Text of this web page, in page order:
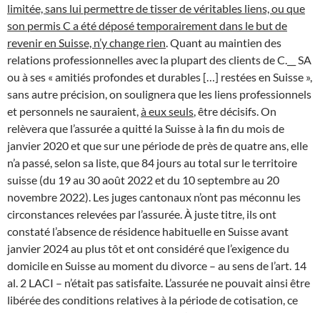
limitée, sans lui permettre de tisser de véritables liens, ou que
son permis C a été déposé temporairement dans le but de
revenir en Suisse, n’y change rien . Quant au maintien des
relations professionnelles avec la plupart des clients de C.__ SA
ou à ses « amitiés profondes et durables […] restées en Suisse »,
sans autre précision, on soulignera que les liens professionnels
et personnels ne sauraient, à eux seuls , être décisifs. On
relèvera que l’assurée a quitté la Suisse à la fin du mois de
janvier 2020 et que sur une période de près de quatre ans, elle
n’a passé, selon sa liste, que 84 jours au total sur le territoire
suisse (du 19 au 30 août 2022 et du 10 septembre au 20
novembre 2022). Les juges cantonaux n’ont pas méconnu les
circonstances relevées par l’assurée. À juste titre, ils ont
constaté l’absence de résidence habituelle en Suisse avant
janvier 2024 au plus tôt et ont considéré que l’exigence du
domicile en Suisse au moment du divorce – au sens de l’art. 14
al. 2 LACI – n’était pas satisfaite. L’assurée ne pouvait ainsi être
libérée des conditions relatives à la période de cotisation, ce